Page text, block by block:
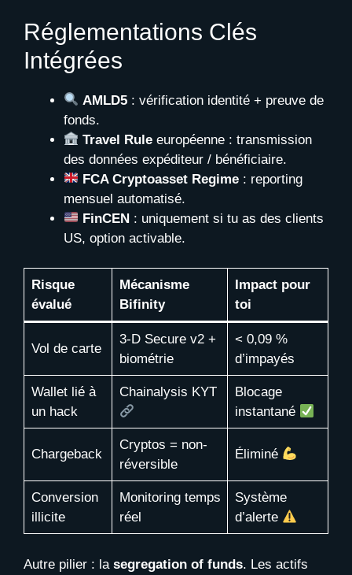
Réglementations Clés
Intégrées
AMLD5 : vérification identité + preuve de
fonds.
Travel Rule européenne : transmission
des données expéditeur / bénéficiaire.
FCA Cryptoasset Regime : reporting
mensuel automatisé.
FinCEN : uniquement si tu as des clients
US, option activable.
Risque
évalué
Mécanisme
Bifinity
Impact pour
toi
Vol de carte
3-D Secure v2 +
biométrie
< 0,09 %
d’impayés
Wallet lié à
un hack
Chainalysis KYT
Blocage
instantané
Chargeback
Cryptos = non-
réversible
Éliminé
Conversion
illicite
Monitoring temps
réel
Système
d’alerte
Autre pilier : la segregation of funds. Les actifs